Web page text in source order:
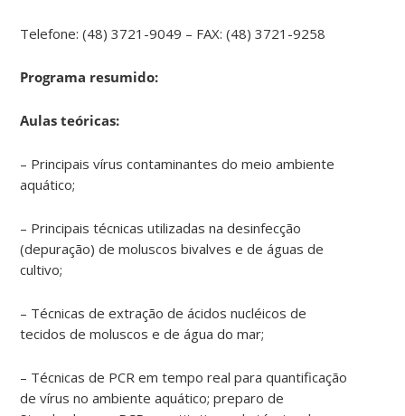
Telefone: (48) 3721-9049 – FAX: (48) 3721-9258
Programa resumido:
Aulas teóricas:
– Principais vírus contaminantes do meio ambiente
aquático;
– Principais técnicas utilizadas na desinfecção
(depuração) de moluscos bivalves e de águas de
cultivo;
– Técnicas de extração de ácidos nucléicos de
tecidos de moluscos e de água do mar;
– Técnicas de PCR em tempo real para quantificação
de vírus no ambiente aquático; preparo de